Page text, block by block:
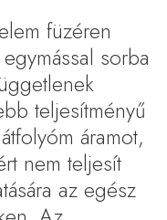
füzéren
sorba
teljesítményű
áramot,
nem teljesít
az egész